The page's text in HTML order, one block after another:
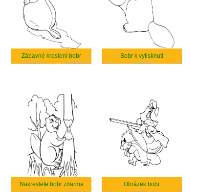
Zábavné kreslení bobr Bobr k vytisknutí
Nakreslete bobr zdarma Obrázek bobr